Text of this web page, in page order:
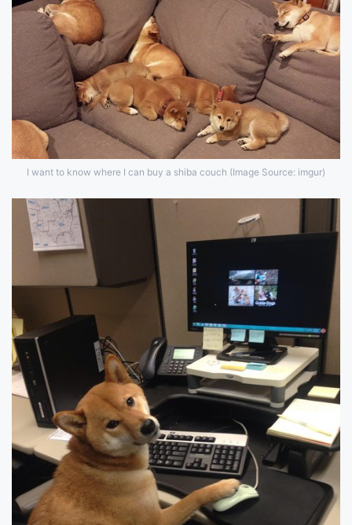
I want to know where I can buy a shiba couch (Image Source: imgur)